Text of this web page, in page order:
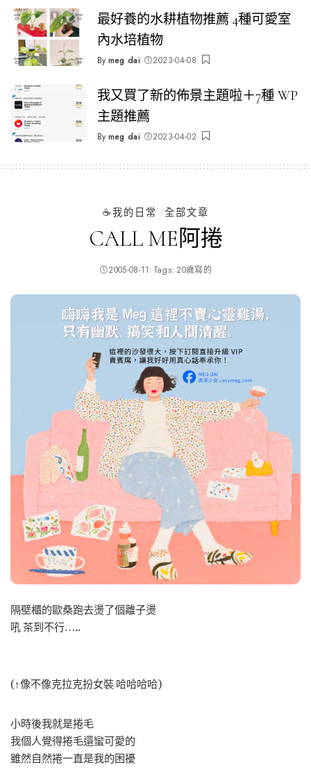
最好養的水耕植物推薦 4種可愛室
內水培植物
Posted
By meg dai 2023-04-08
我又買了新的佈景主題啦＋7種 WP
主題推薦
Posted
By meg dai 2023-04-02
☕️我的日常 全部文章
CALL ME阿捲
2005-08-11 Tags: 20歲寫的
隔壁櫃的歐桑跑去燙了個離子燙
吼 茶到不行…..
(↑像不像克拉克扮女裝 哈哈哈哈)
小時後我就是捲毛
我個人覺得捲毛還蠻可愛的
雖然自然捲一直是我的困擾